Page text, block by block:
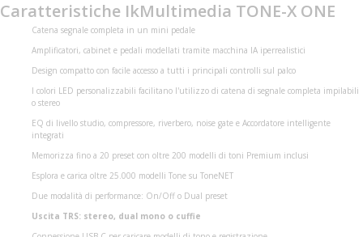
Caratteristiche IkMultimedia TONE-X ONE
Catena segnale completa in un mini pedale
Amplificatori, cabinet e pedali modellati tramite macchina IA iperrealistici
Design compatto con facile accesso a tutti i principali controlli sul palco
I colori LED personalizzabili facilitano l'utilizzo di catena di segnale completa impilabili
o stereo
EQ di livello studio, compressore, riverbero, noise gate e Accordatore intelligente
integrati
Memorizza fino a 20 preset con oltre 200 modelli di toni Premium inclusi
Esplora e carica oltre 25.000 modelli Tone su ToneNET
Due modalità di performance: On/Off o Dual preset
Uscita TRS: stereo, dual mono o cuffie